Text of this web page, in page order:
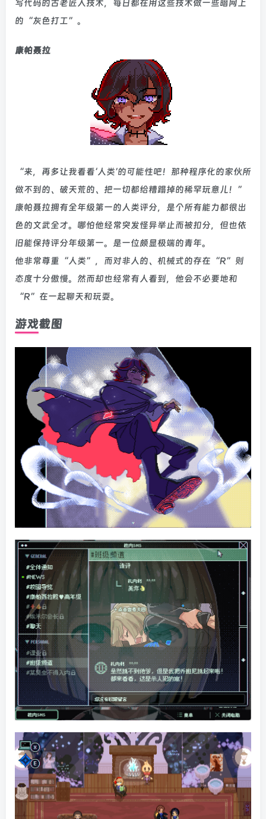
写代码的古老匠人技术，每日都在用这些技术做一些暗网上
的“灰色打工”。
康帕聂拉
“来，再多让我看看‘人类’的可能性吧！那种程序化的家伙所
做不到的、破天荒的、把一切都给糟蹋掉的稀罕玩意儿！”
康帕聂拉拥有全年级第一的人类评分，是个所有能力都很出
色的文武全才。哪怕他经常突发怪异举止而被扣分，但也依
旧能保持评分年级第一。是一位颇显极端的青年。
他非常尊重“人类”，而对非人的、机械式的存在“R”则
态度十分傲慢。然而却也经常有人看到，他会不必要地和
“R”在一起聊天和玩耍。
游戏截图